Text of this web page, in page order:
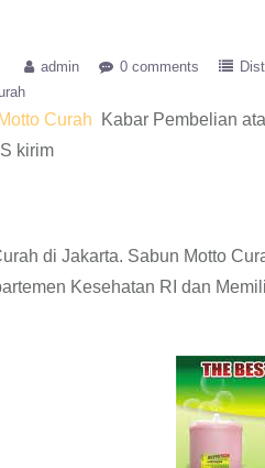
admin 0 comments
Curah
Kabar Pembelian
kirim
di Jakarta. Sabun Motto
Kesehatan RI dan